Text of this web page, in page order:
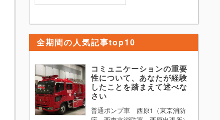
全期間の人気記事top10
コミュニケーションの重要
性について、あなたが経験
したことを踏まえて述べな
さい
普通ポンプ車 西原1（東京消防